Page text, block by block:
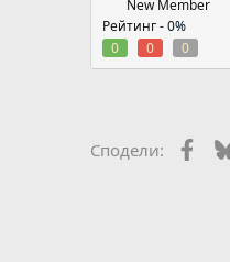
New Member
Рейтинг -0%
0
0 0
Сподели: